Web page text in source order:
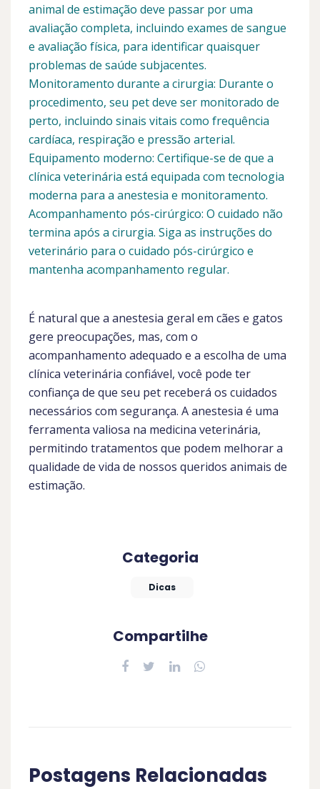
animal de estimação deve passar por uma
avaliação completa, incluindo exames de sangue
e avaliação física, para identificar quaisquer
problemas de saúde subjacentes.
Monitoramento durante a cirurgia: Durante o
procedimento, seu pet deve ser monitorado de
perto, incluindo sinais vitais como frequência
cardíaca, respiração e pressão arterial.
Equipamento moderno: Certifique-se de que a
clínica veterinária está equipada com tecnologia
moderna para a anestesia e monitoramento.
Acompanhamento pós-cirúrgico: O cuidado não
termina após a cirurgia. Siga as instruções do
veterinário para o cuidado pós-cirúrgico e
mantenha acompanhamento regular.
É natural que a anestesia geral em cães e gatos
gere preocupações, mas, com o
acompanhamento adequado e a escolha de uma
clínica veterinária confiável, você pode ter
confiança de que seu pet receberá os cuidados
necessários com segurança. A anestesia é uma
ferramenta valiosa na medicina veterinária,
permitindo tratamentos que podem melhorar a
qualidade de vida de nossos queridos animais de
estimação.
Categoria
Dicas
Compartilhe
Postagens Relacionadas